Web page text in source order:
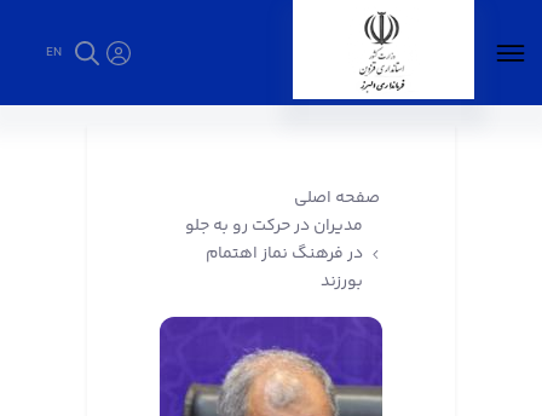
EN
صفحه اصلی
مدیران در حرکت رو به جلو
در فرهنگ نماز اهتمام
بورزند